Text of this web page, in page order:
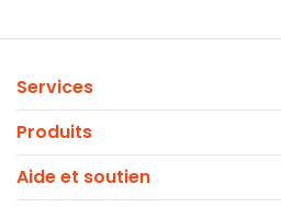
Services
Produits
Aide et soutien